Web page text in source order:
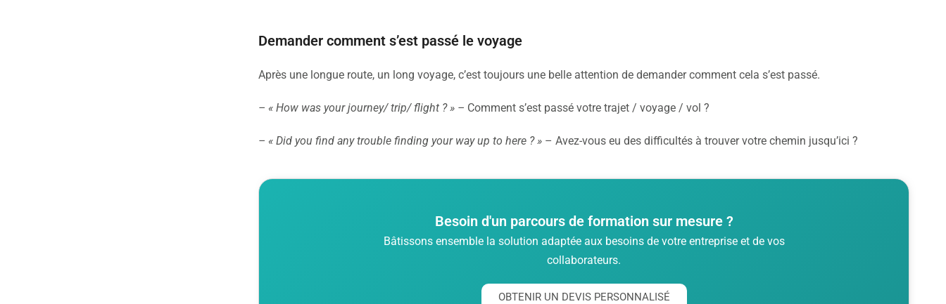
Demander comment s’est passé le voyage
Après une longue route, un long voyage, c’est toujours une belle attention de demander comment cela s’est passé.
– « How was your journey/ trip/ flight ? » – Comment s’est passé votre trajet / voyage / vol ?
– « Did you find any trouble finding your way up to here ? » – Avez-vous eu des difficultés à trouver votre chemin jusqu’ici ?
Besoin d'un parcours de formation sur mesure ?
Bâtissons ensemble la solution adaptée aux besoins de votre entreprise et de vos
collaborateurs.
OBTENIR UN DEVIS PERSONNALISÉ